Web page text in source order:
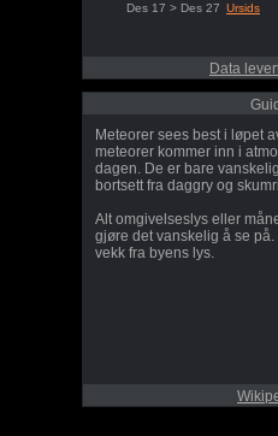
Des 17 > Des 27 Ursids
Data
Meteorer sees best i løpet
meteorer kommer inn i
dagen. De er bare
bortsett fra daggry og
Alt omgivelseslys eller
gjøre det vanskelig å se
vekk fra byens lys.